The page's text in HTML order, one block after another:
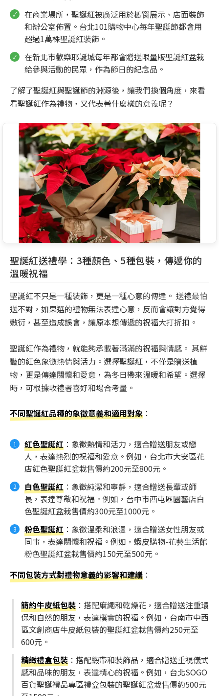
在商業場所，聖誕紅被廣泛用於櫥窗展示、店面裝飾
和辦公室佈置。台北101購物中心每年聖誕節都會用
超過1萬株聖誕紅裝飾。
在新北市歡樂耶誕城每年都會贈送限量版聖誕紅盆栽
給參與活動的民眾，作為節日的紀念品。
了解了聖誕紅與聖誕節的淵源後，讓我們換個角度，來看
看聖誕紅作為禮物，又代表著什麼樣的意義呢？
聖誕紅送禮學：3種顏色、5種包裝，傳遞你的
溫暖祝福
聖誕紅不只是一種裝飾，更是一種心意的傳達。 送禮最怕
送不對，如果選的禮物無法表達心意，反而會讓對方覺得
敷衍，甚至造成誤會，讓原本想傳遞的祝福大打折扣。
聖誕紅作為禮物，就能夠承載著滿滿的祝福與情感。 其鮮
豔的紅色象徵熱情與活力。選擇聖誕紅，不僅是贈送植
物，更是傳達關懷和愛意，為冬日帶來溫暖和希望。選擇
時，可根據收禮者喜好和場合考量。
不同聖誕紅品種的象徵意義和適用對象 ：
紅色聖誕紅 ：象徵熱情和活力，適合贈送朋友或戀
人，表達熱烈的祝福和愛意。例如，台北市大安區花
店紅色聖誕紅盆栽售價約200元至800元。
白色聖誕紅 ：象徵純潔和寧靜，適合贈送長輩或師
長，表達尊敬和祝福。例如，台中市西屯區園藝店白
色聖誕紅盆栽售價約300元至1000元。
粉色聖誕紅 ：象徵溫柔和浪漫，適合贈送女性朋友或
同事，表達關懷和祝福。例如，蝦皮購物-花藝生活館
粉色聖誕紅盆栽售價約150元至500元。
不同包裝方式對禮物意義的影響和建議 ：
簡約牛皮紙包裝 ：搭配麻繩和乾燥花，適合贈送注重環
保和自然的朋友，表達樸實的祝福。例如，台南市中西
區文創商店牛皮紙包裝的聖誕紅盆栽售價約250元至
600元。
精緻禮盒包裝 ：搭配緞帶和裝飾品，適合贈送重視儀式
感和品味的朋友，表達精心的祝福。例如，台北SOGO
百貨聖誕禮品專區禮盒包裝的聖誕紅盆栽售價約500元